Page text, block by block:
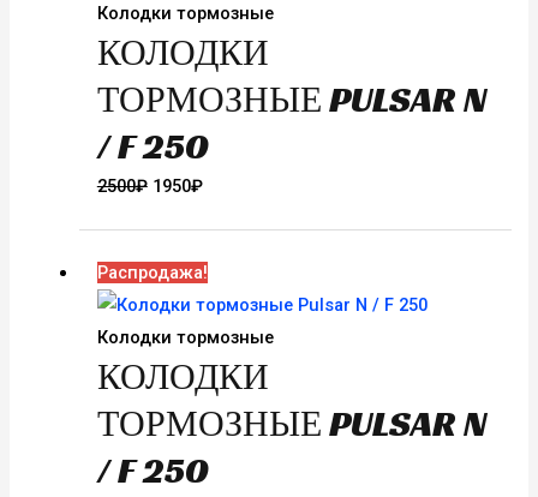
Колодки тормозные
КОЛОДКИ
ТОРМОЗНЫЕ PULSAR N
/ F 250
2500₽ Первоначальная
2500₽.
1950₽Текущая
Распродажа!
Колодки тормозные
КОЛОДКИ
ТОРМОЗНЫЕ PULSAR N
/ F 250